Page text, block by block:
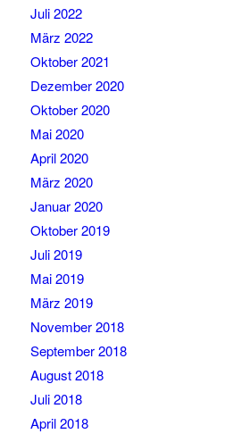
Juli 2022
März 2022
Oktober 2021
Dezember 2020
Oktober 2020
Mai 2020
April 2020
März 2020
Januar 2020
Oktober 2019
Juli 2019
Mai 2019
März 2019
November 2018
September 2018
August 2018
Juli 2018
April 2018